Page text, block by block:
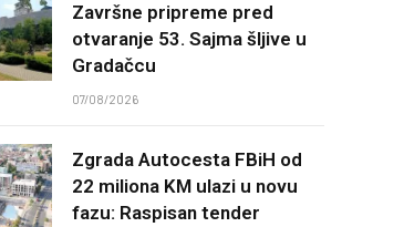
Završne pripreme pred
otvaranje 53. Sajma šljive u
Gradačcu
07/08/2026
Zgrada Autocesta FBiH od
22 miliona KM ulazi u novu
fazu: Raspisan tender